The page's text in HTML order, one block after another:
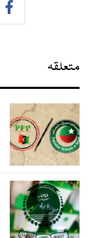
متعلقہ